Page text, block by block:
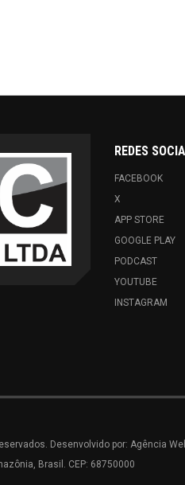
REDES
FACEBOOK
X
APP STORE
GOOGLE PLAY
PODCAST
YOUTUBE
INSTAGRAM
Desenvolvido por: Agência
Brasil. CEP: 68750000